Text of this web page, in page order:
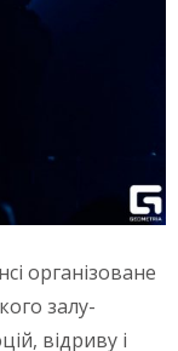
організоване
залу-
відриву і